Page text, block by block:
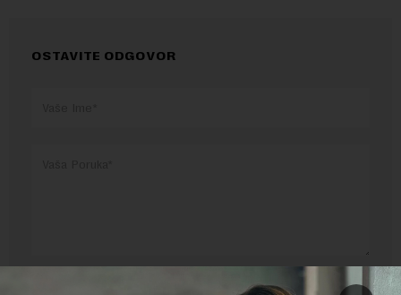
OSTAVITE ODGOVOR
pravilima komentarisanja i pravilima korišćenja sajta.